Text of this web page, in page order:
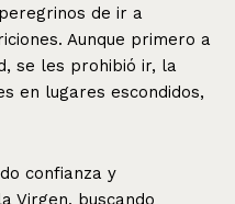
de ir a
Aunque primero a
se les prohibió ir, la
en lugares escondidos,
confianza y
Virgen, buscando